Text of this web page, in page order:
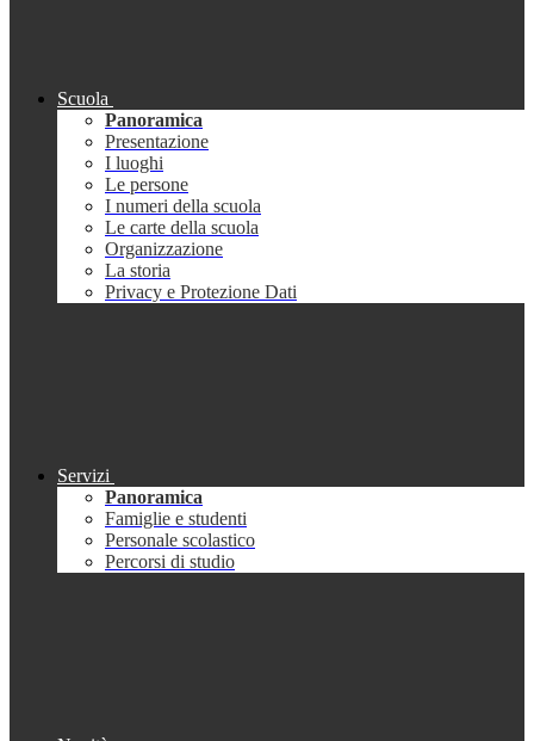
Scuola
Panoramica
Presentazione
I luoghi
Le persone
I numeri della scuola
Le carte della scuola
Organizzazione
La storia
Privacy e Protezione Dati
Servizi
Panoramica
Famiglie e studenti
Personale scolastico
Percorsi di studio